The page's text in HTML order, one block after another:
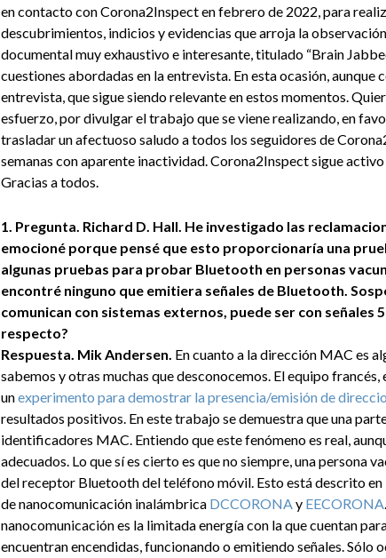
en contacto con Corona2Inspect en febrero de 2022, para
descubrimientos, indicios y evidencias que arroja la
documental muy exhaustivo e interesante, titulado “Brain
cuestiones abordadas en la entrevista. En esta ocasión,
entrevista, que sigue siendo relevante en estos momentos.
esfuerzo, por divulgar el trabajo que se viene realizando, en
trasladar un afectuoso saludo a todos los seguidores de
semanas con aparente inactividad. Corona2Inspect sigue
Gracias a todos.
1. Pregunta. Richard D. Hall. He investigado las
emocioné porque pensé que esto proporcionaría una
algunas pruebas para probar Bluetooth en personas
encontré ninguno que emitiera señales de Bluetooth.
comunican con sistemas externos, puede ser con señales
respecto?
Respuesta. Mik Andersen. En cuanto a la dirección MAC es
sabemos y otras muchas que desconocemos. El equipo
unexperimento para demostrar la presencia/emisión de
resultados positivos. En este trabajo se demuestra que una
identificadores MAC. Entiendo que este fenómeno es real,
adecuados. Lo que sí es cierto es que no siempre, una persona
del receptor Bluetooth del teléfono móvil. Esto está descrito
de nanocomunicación inalámbrica DCCORONAy EECORONA
nanocomunicación es la limitada energía con la que cuentan
encuentran encendidas, funcionando o emitiendo señales. Sólo